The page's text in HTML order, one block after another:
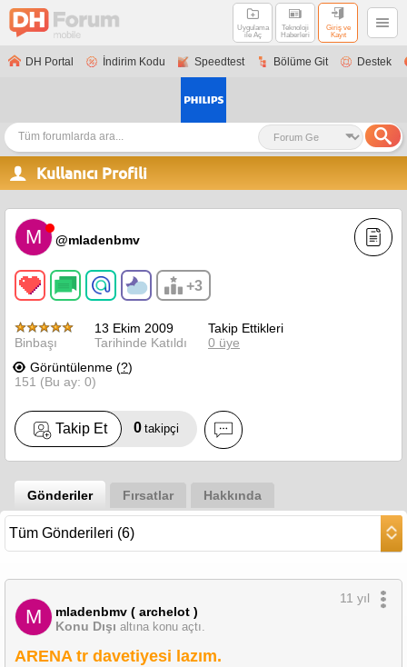
Uygulama
ile Aç
Teknoloji
Haberleri
Giriş ve
Kayıt
DH Portal İndirim Kodu Speedtest Bölüme Git Destek
Kullanıcı Profili
M @mladenbmv
+3
Binbaşı
13 Ekim 2009
Tarihinde Katıldı
Takip Ettikleri
0 üye
Görüntülenme (?)
151 (Bu ay: 0)
Takip Et 0 takipçi
Gönderiler Fırsatlar Hakkında
M
mladenbmv ( archelot )
Konu Dışı altına konu açtı.
11 yıl
ARENA tr davetiyesi lazım.